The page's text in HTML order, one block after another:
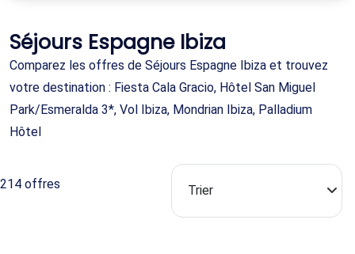
Séjours Espagne Ibiza
Comparez les offres de Séjours Espagne Ibiza et trouvez
votre destination : Fiesta Cala Gracio, Hôtel San Miguel
Park/Esmeralda 3*, Vol Ibiza, Mondrian Ibiza, Palladium
Hôtel
214 offres